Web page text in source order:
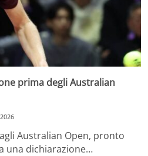
prima degli Australian
Australian Open, pronto
una dichiarazione…